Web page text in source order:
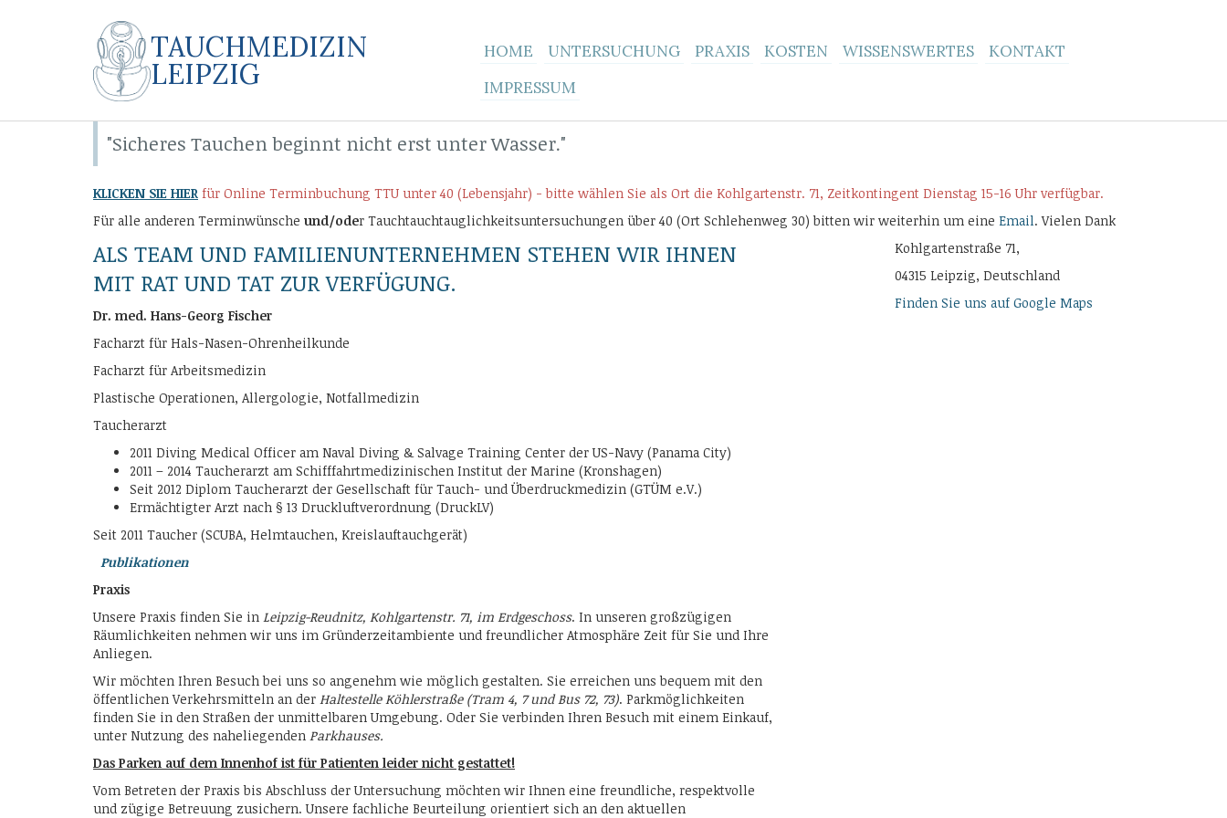
TAUCHMEDIZIN
LEIPZIG
HOME UNTERSUCHUNG PRAXIS KOSTEN WISSENSWERTES
KONTAKT
IMPRESSUM
"Sicheres Tauchen beginnt nicht erst unter Wasser."
KLICKEN SIE HIER für Online Terminbuchung TTU unter 40 (Lebensjahr) - bitte wählen Sie als Ort die Kohlgartenstr. 71, Zeitkontingent Dienstag 15-16 Uhr verfügbar.
Für alle anderen Terminwünsche und/oder Tauchtauchtauglichkeitsuntersuchungen über 40 (Ort Schlehenweg 30) bitten wir weiterhin um eine Email. Vielen Dank
ALS TEAM UND FAMILIENUNTERNEHMEN STEHEN WIR IHNEN
MIT RAT UND TAT ZUR VERFÜGUNG.
Dr. med. Hans-Georg Fischer
Facharzt für Hals-Nasen-Ohrenheilkunde
Facharzt für Arbeitsmedizin
Plastische Operationen, Allergologie, Notfallmedizin
Taucherarzt
2011 Diving Medical Officer am Naval Diving & Salvage Training Center der US-Navy (Panama City)
2011 – 2014 Taucherarzt am Schifffahrtmedizinischen Institut der Marine (Kronshagen)
Seit 2012 Diplom Taucherarzt der Gesellschaft für Tauch- und Überdruckmedizin (GTÜM e.V.)
Ermächtigter Arzt nach § 13 Druckluftverordnung (DruckLV)
Seit 2011 Taucher (SCUBA, Helmtauchen, Kreislauftauchgerät)
Publikationen
Praxis
Unsere Praxis finden Sie in Leipzig-Reudnitz, Kohlgartenstr. 71, im Erdgeschoss. In unseren großzügigen
Räumlichkeiten nehmen wir uns im Gründerzeitambiente und freundlicher Atmosphäre Zeit für Sie und Ihre
Anliegen.
Wir möchten Ihren Besuch bei uns so angenehm wie möglich gestalten. Sie erreichen uns bequem mit den
öffentlichen Verkehrsmitteln an der Haltestelle Köhlerstraße (Tram 4, 7 und Bus 72, 73). Parkmöglichkeiten
finden Sie in den Straßen der unmittelbaren Umgebung. Oder Sie verbinden Ihren Besuch mit einem Einkauf,
unter Nutzung des naheliegenden Parkhauses.
Das Parken auf dem Innenhof ist für Patienten leider nicht gestattet!
Vom Betreten der Praxis bis Abschluss der Untersuchung möchten wir Ihnen eine freundliche, respektvolle
und zügige Betreuung zusichern. Unsere fachliche Beurteilung orientiert sich an den aktuellen
Kohlgartenstraße 71,
04315 Leipzig, Deutschland
Finden Sie uns auf Google Maps